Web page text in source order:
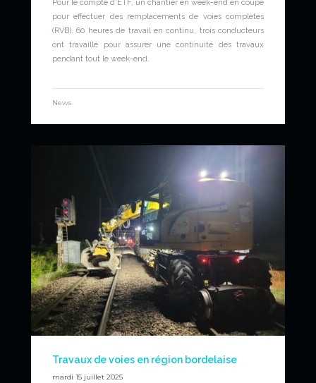
Pour le compte d’ETF, un chantier en week-end en coupe
pour effectuer des remplacements de voies complètes
(RVB). 60 heures de travail en continu, trois conducteurs
ont travaillé pour assurer une continuité des travaux
pendant tout le week-end.
News
Travaux de voies en région bordelaise
mardi 15 juillet 2025